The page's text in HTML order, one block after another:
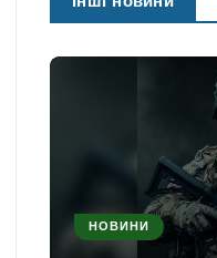
НОВИНИ